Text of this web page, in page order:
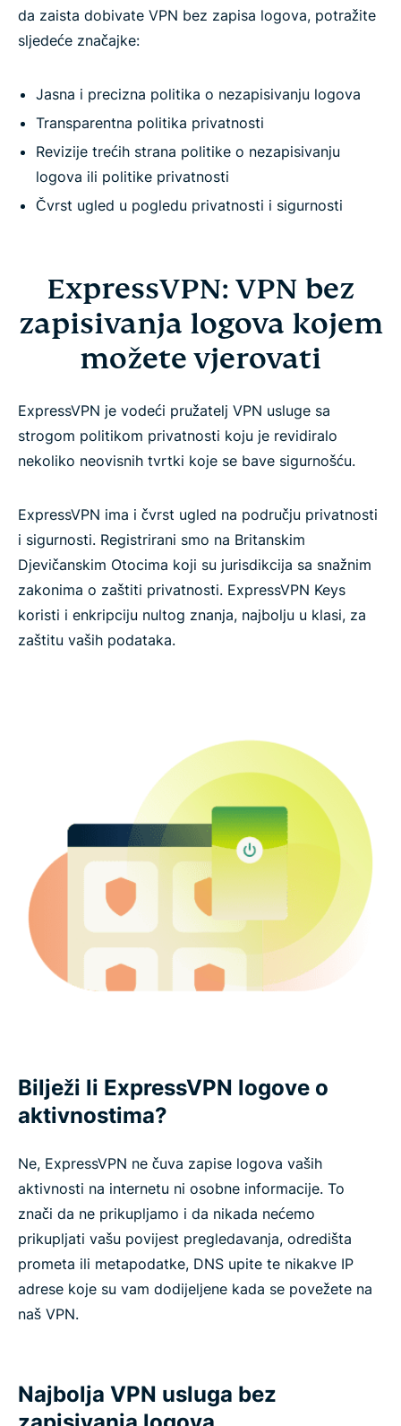
da zaista dobivate VPN bez zapisa logova, potražite
sljedeće značajke:
Jasna i precizna politika o nezapisivanju logova
Transparentna politika privatnosti
Revizije trećih strana politike o nezapisivanju
logova ili politike privatnosti
Čvrst ugled u pogledu privatnosti i sigurnosti
ExpressVPN: VPN bez
zapisivanja logova kojem
možete vjerovati
ExpressVPN je vodeći pružatelj VPN usluge sa
strogom politikom privatnosti koju je revidiralo
nekoliko neovisnih tvrtki koje se bave sigurnošću.
ExpressVPN ima i čvrst ugled na području privatnosti
i sigurnosti. Registrirani smo na Britanskim
Djevičanskim Otocima koji su jurisdikcija sa snažnim
zakonima o zaštiti privatnosti. ExpressVPN Keys
koristi i enkripciju nultog znanja, najbolju u klasi, za
zaštitu vaših podataka.
Bilježi li ExpressVPN logove o
aktivnostima?
Ne, ExpressVPN ne čuva zapise logova vaših
aktivnosti na internetu ni osobne informacije. To
znači da ne prikupljamo i da nikada nećemo
prikupljati vašu povijest pregledavanja, odredišta
prometa ili metapodatke, DNS upite te nikakve IP
adrese koje su vam dodijeljene kada se povežete na
naš VPN.
Najbolja VPN usluga bez